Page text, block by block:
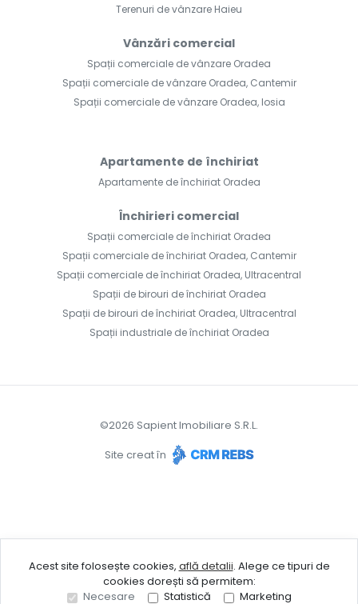
Terenuri de vânzare Haieu
Vânzări comercial
Spații comerciale de vânzare Oradea
Spații comerciale de vânzare Oradea, Cantemir
Spații comerciale de vânzare Oradea, Iosia
Apartamente de închiriat
Apartamente de închiriat Oradea
Închirieri comercial
Spații comerciale de închiriat Oradea
Spații comerciale de închiriat Oradea, Cantemir
Spații comerciale de închiriat Oradea, Ultracentral
Spații de birouri de închiriat Oradea
Spații de birouri de închiriat Oradea, Ultracentral
Spații industriale de închiriat Oradea
©2026 Sapient Imobiliare S.R.L.
Site creat în
Acest site folosește cookies, află detalii. Alege ce tipuri de
cookies dorești să permitem:
Necesare
Statistică Marketing